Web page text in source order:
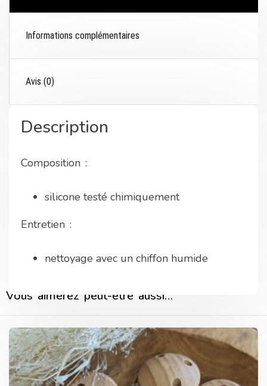
Informations complémentaires
Avis (0)
Description
Composition :
silicone testé chimiquement
Entretien :
nettoyage avec un chiffon humide
Vous aimerez peut-être aussi…